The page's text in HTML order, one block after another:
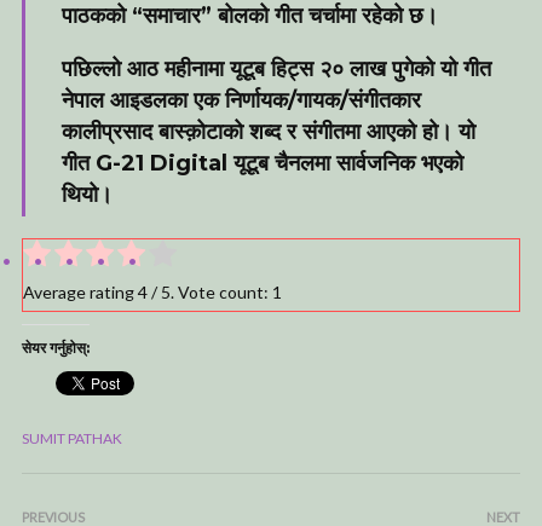
पाठकको “समाचार” बोलको गीत चर्चामा रहेको छ।
पछिल्लो आठ महीनामा यूटूब हिट्स २० लाख पुगेको यो गीत
नेपाल आइडलका एक निर्णायक/गायक/संगीतकार
कालीप्रसाद बास्क़ोटाको शब्द र संगीतमा आएको हो। यो
गीत G-21 Digital यूटूब चैनलमा सार्वजनिक भएको
थियो।
Average rating4/ 5. Vote count: 1
सेयर गर्नुहोस्:
SUMIT PATHAK
PREVIOUS NEXT